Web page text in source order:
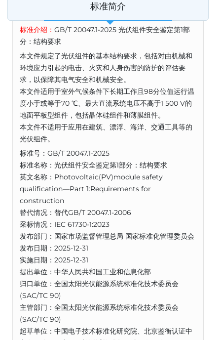
标准简介
标准介绍： GB/T 20047.1-2025 光伏组件安全鉴定第1部
分：结构要求
本文件规定了光伏组件的基本结构要求，包括对由机械和
环境应力引起的电击、火灾和人身伤害的防护的评估要
求，以保障其电气安全和机械安全。
本文件适用于室外气候条件下长期工作且98分位值运行温
度小于或等于70 ℃、最大直流系统电压不高于1 500 V的
地面平板型组件，包括晶体硅组件和薄膜组件。
本文件不适用于应用在建筑、漂浮、海洋、交通工具等的
光伏组件。
标准号：GB/T 20047.1-2025
标准名称：光伏组件安全鉴定第1部分：结构要求
英文名称：Photovoltaic(PV)module safety
qualification—Part 1:Requirements for
construction
替代情况：替代GB/T 20047.1-2006
采标情况：IEC 61730-1:2023
发布部门：国家市场监督管理总局 国家标准化管理委员会
发布日期：2025-12-31
实施日期：2025-12-31
提出单位：中华人民共和国工业和信息化部
归口单位：全国太阳光伏能源系统标准化技术委员会
(SAC/TC 90)
主管部门：全国太阳光伏能源系统标准化技术委员会
(SAC/TC 90)
起草单位：中国电子技术标准化研究院、北京鉴衡认证中